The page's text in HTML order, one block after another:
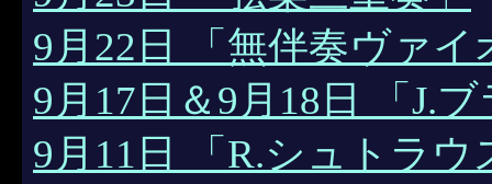
9月22日 「無伴奏ヴァイ
9月17日＆9月18日 「J.
9月11日 「R.シュトラウ